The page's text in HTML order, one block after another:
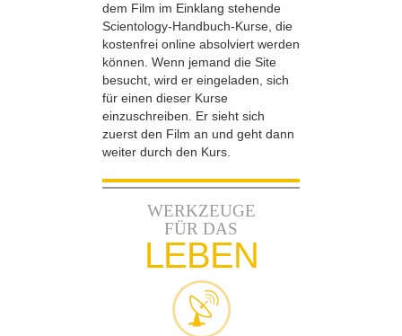
dem Film im Einklang stehende
Scientology-Handbuch-Kurse, die
kostenfrei online absolviert werden
können. Wenn jemand die Site
besucht, wird er eingeladen, sich
für einen dieser Kurse
einzuschreiben. Er sieht sich
zuerst den Film an und geht dann
weiter durch den Kurs.
WERKZEUGE
FÜR DAS
LEBEN